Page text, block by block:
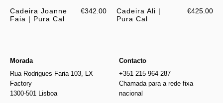
Cadeira Joanne
Faia | Pura Cal
€342.00
Cadeira Ali |
Pura Cal
€425.00
Morada
Rua Rodrigues Faria 103, LX
Factory
1300-501 Lisboa
Contacto
+351 215 964 287
Chamada para a rede fixa
nacional